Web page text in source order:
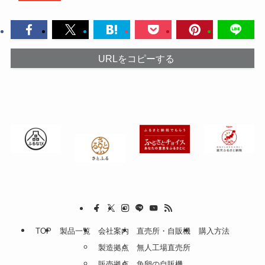
URLをコピーする
TOP 製品一覧
会社案内
製造拠点
直売所・自販機
無人工場直売所
購入方法